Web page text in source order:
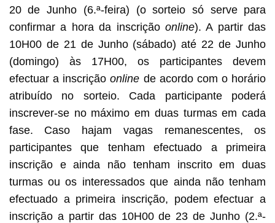
20 de Junho (6.ª-feira) (o sorteio só serve para
confirmar a hora da inscrição online). A partir das
10H00 de 21 de Junho (sábado) até 22 de Junho
(domingo) às 17H00, os participantes devem
efectuar a inscriçãoonline de acordo com o horário
atribuído no sorteio. Cada participante poderá
inscrever-se no máximo em duas turmas em cada
fase. Caso hajam vagas remanescentes, os
participantes que tenham efectuado a primeira
inscrição e ainda não tenham inscrito em duas
turmas ou os interessados que ainda não tenham
efectuado a primeira inscrição, podem efectuar a
inscrição a partir das 10H00 de 23 de Junho (2.ª-